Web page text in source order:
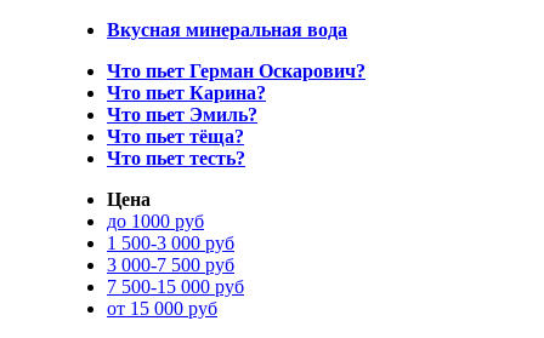
Вкусная минеральная вода
Что пьет Герман Оскарович?
Что пьет Карина?
Что пьет Эмиль?
Что пьет тёща?
Что пьет тесть?
Цена
до 1000 руб
1 500-3 000 руб
3 000-7 500 руб
7 500-15 000 руб
от 15 000 руб